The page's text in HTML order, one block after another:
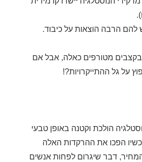
להם הרבה הוצאות על כיבוד.
מטורפים כאלה, אבל אם
על גל ההתייקרויות?!
הולכת וקטנה באופן טבעי
הפכו את ההרקדות האלה
דבר שיגרום לפחות אנשים